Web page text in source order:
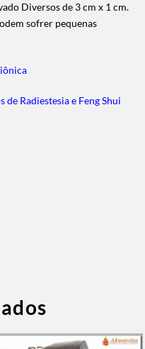
Diversos de 3 cm x 1 cm.
sofrer pequenas
Radiestesia e Feng Shui